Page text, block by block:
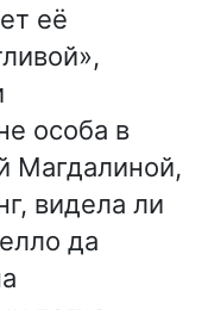
её
особа в
Магдалиной,
видела ли
да